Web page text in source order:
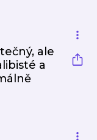
ale
a